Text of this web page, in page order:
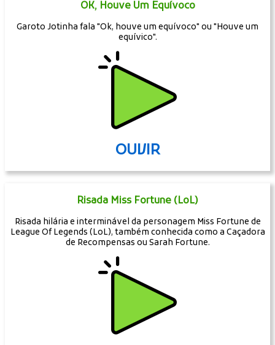
OK, Houve Um Equívoco
Garoto Jotinha fala "Ok, houve um equívoco" ou "Houve um
equívico".
OUVIR
Risada Miss Fortune (LoL)
Risada hilária e interminável da personagem Miss Fortune de
League Of Legends (LoL), também conhecida como a Caçadora
de Recompensas ou Sarah Fortune.